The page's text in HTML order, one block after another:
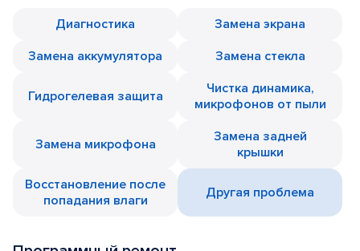
Диагностика
Замена экрана
Замена аккумулятора
Замена стекла
Гидрогелевая защита
Чистка динамика,
микрофонов от пыли
Замена микрофона
Замена задней
крышки
Восстановление после
попадания влаги
Другая проблема